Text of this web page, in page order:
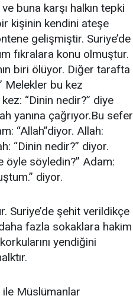
buna karşı halkın tepki
kişinin kendini ateşe
gelişmiştir. Suriye’de
fıkralara konu olmuştur.
biri ölüyor. Diğer tarafta
Melekler bu kez
“Dinin nedir?” diye
yanına çağrıyor.Bu sefer
“Allah”diyor. Allah:
“Dinin nedir?” diyor.
öyle söyledin?” Adam:
diyor.
Suriye’de şehit verildikçe
fazla sokaklara hakim
yendiğini
ile Müslümanlar